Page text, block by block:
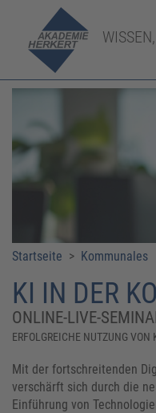
Startseite > Kommunales
​​KI IN DER
ONLINE-LIVE-
​​ERFOLGREICHE NUTZUNG
Mit der fortschreitenden
verschärft sich durch die
Einführung von